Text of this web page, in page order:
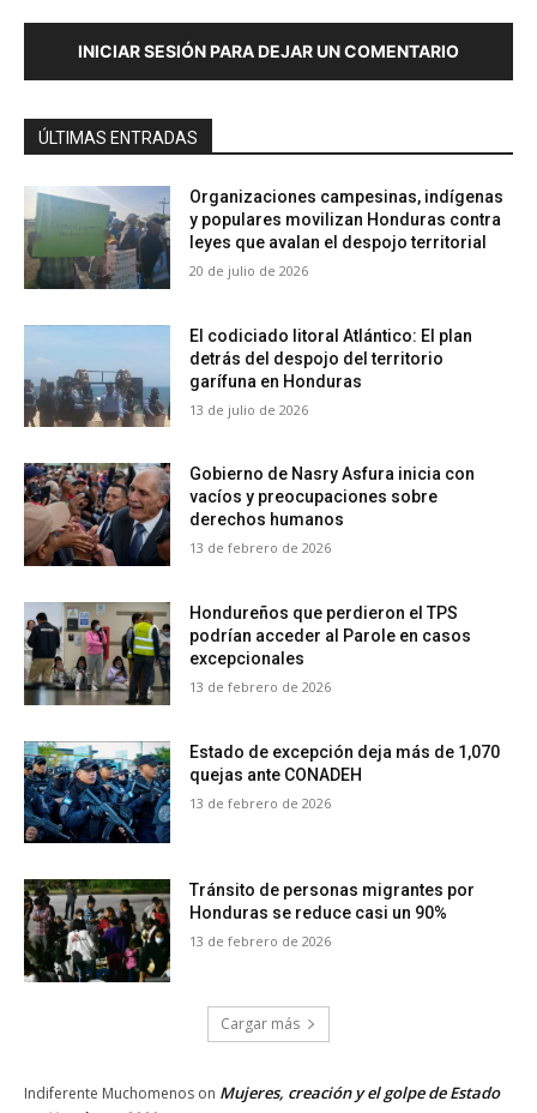
INICIAR SESIÓN PARA DEJAR UN COMENTARIO
ÚLTIMAS ENTRADAS
Organizaciones campesinas, indígenas
y populares movilizan Honduras contra
leyes que avalan el despojo territorial
20 de julio de 2026
El codiciado litoral Atlántico: El plan
detrás del despojo del territorio
garífuna en Honduras
13 de julio de 2026
Gobierno de Nasry Asfura inicia con
vacíos y preocupaciones sobre
derechos humanos
13 de febrero de 2026
Hondureños que perdieron el TPS
podrían acceder al Parole en casos
excepcionales
13 de febrero de 2026
Estado de excepción deja más de 1,070
quejas ante CONADEH
13 de febrero de 2026
Tránsito de personas migrantes por
Honduras se reduce casi un 90%
13 de febrero de 2026
Cargar más
Indiferente Muchomenos on Mujeres, creación y el golpe de Estado